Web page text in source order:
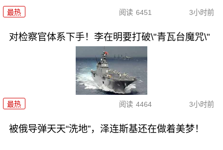
最热 阅读 6451 3小时前
对检察官体系下手！李在明要打破\"青瓦台魔咒\"
最热 阅读 4464 3小时前
被俄导弹天天“洗地”，泽连斯基还在做着美梦！